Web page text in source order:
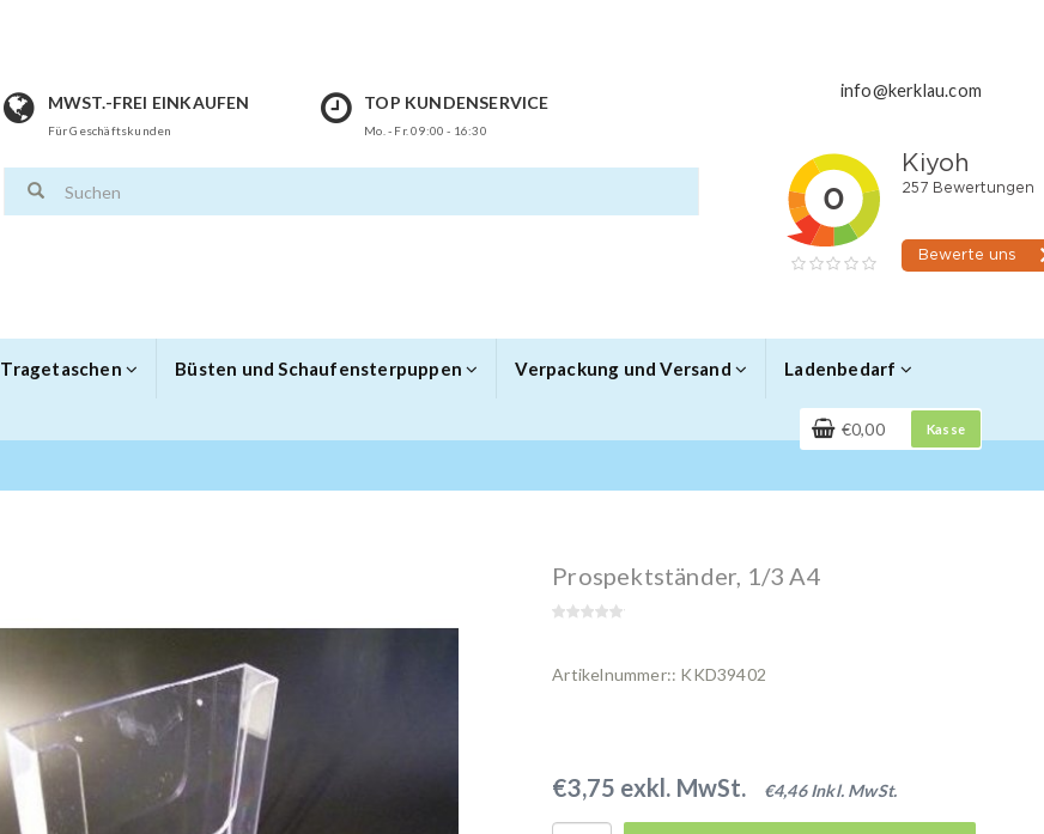
MWST.-FREI EINKAUFEN
Für Geschäftskunden
TOP KUNDENSERVICE
Mo. - Fr. 09:00 - 16:30
info@kerklau.com
Tragetaschen Büsten und Schaufensterpuppen Verpackung und Versand Ladenbedarf
€0,00 Kasse
Prospektständer, 1/3 A4
Artikelnummer:: KKD39402
€3,75 exkl. MwSt. €4,46 Inkl. MwSt.